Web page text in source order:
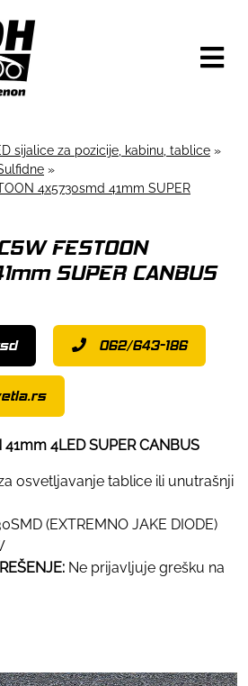
sijalice za pozicije, kabinu, tablice »
»
4x5730smd 41mm SUPER
FESTOON
SUPER CANBUS
062/643-186
41mm 4LED SUPER CANBUS
osvetljavanje tablice ili unutrašnji
(EXTREMNO JAKE DIODE)
Ne prijavljuje grešku na